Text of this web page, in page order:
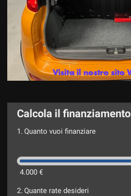
Calcola il finanziamento
1. Quanto vuoi finanziare
4.000 €
2. Quante rate desideri